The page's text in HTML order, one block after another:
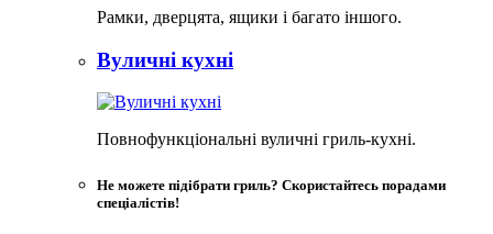
Рамки, дверцята, ящики і багато іншого.
Вуличні кухні
Повнофункціональні вуличні гриль-кухні.
Не можете підібрати гриль? Скористайтесь порадами
спеціалістів!